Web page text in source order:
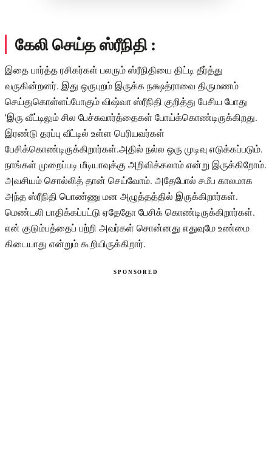
கேலி செய்த ஸ்ரீநிதி :
இதை பார்த்த ரசிகர்கள் பலரும் ஸ்ரீநிதியை திட்டி தீர்த்து
வருகின்றனர். இது ஒருபுறம் இருக்க நக்ஷத்ராவை திருமணம்
செய்துகொள்ளப்போகும் விஷ்வா ஸ்ரீநிதி குறித்து பேசிய போது
'இரு வீட்டிலும் சில பேச்சுவார்த்தைகள் போய்க்கொண்டிருக்கிறது.
இரண்டு தரப்பு வீட்டில் உள்ள பெரியவர்கள்
பேசிக்கொண்டிருக்கிறார்கள்.அதில் நல்ல ஒரு முடிவு எடுக்கப்படும்.
நாங்கள் முறைப்படி மீடியாவுக்கு அறிவிக்கலாம் என்று இருக்கிறோம்.
அவசியம் சொல்லித் தான் செய்வோம். அதேபோல் சமீப காலமாக
அந்த ஸ்ரீநிதி பொண்ணு மன அழுத்தத்தில் இருக்கிறார்கள்.
மெண்டலி பாதிக்கப்பட்டு ஏதேதோ பேசிக் கொண்டிருக்கிறார்கள்.
என் குடும்பத்தைப் பற்றி அவர்கள் சொன்னது எதுவுமே உண்மை
கிடையாது என்றும் கூறியிருக்கிறார்.